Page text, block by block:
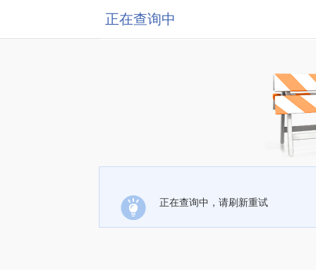
正在查询中
正在查询中，请刷新重试